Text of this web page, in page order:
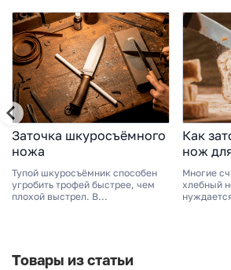
Заточка шкуросъёмного
ножа
Тупой шкуросъёмник способен
угробить трофей быстрее, чем
плохой выстрел. В...
Как
нож
Многие
хлебный
Товары из статьи